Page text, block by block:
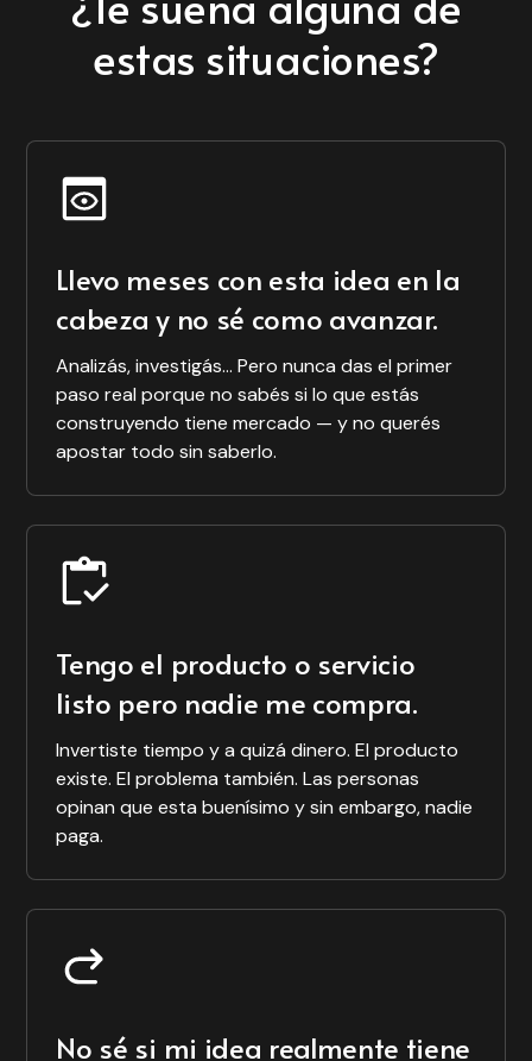
De las 15
entrevistas que
clientes. Validar no
es investigar: es la
primera
conversación de
Cristina Schwalb
Co-founder & CMO
de Bumix
Hoy busco la gente
que lo necesita, no
convencer a
tiene tanto interés.
Así llegué a 100
clientes activos.
Ariel Gerstein
DodoChat
Después de 4 años
página web y una
Orlando Téliz
MySourcing
Estaba vendiendo
Todos tenemos el
chip de que
primero tené el
stock y después
estas situaciones?
Llevo meses con esta idea en la
cabeza y no sé como avanzar.
Analizás, investigás... Pero nunca das el primer
paso real porque no sabés si lo que estás
construyendo tiene mercado — y no querés
apostar todo sin saberlo.
Tengo el producto o servicio
listo pero nadie me compra.
Invertiste tiempo y a quizá dinero. El producto
existe. El problema también. Las personas
opinan que esta buenísimo y sin embargo, nadie
paga.
No sé si mi idea realmente tiene